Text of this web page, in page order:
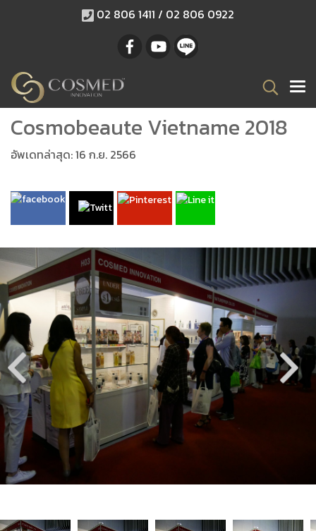
02 806 1411 / 02 806 0922
Cosmobeaute Vietname 2018
อัพเดทล่าสุด: 16 ก.ย. 2566